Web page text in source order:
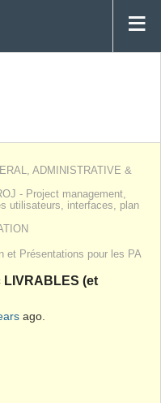
ADMINISTRATIVE &
- Project management,
utilisateurs, interfaces, plan
et Présentations pour les PA
LIVRABLES (et
ago.